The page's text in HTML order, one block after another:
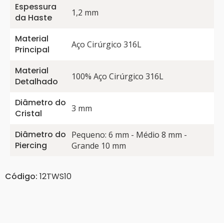
Espessura
da Haste
1,2 mm
Material
Principal
Aço Cirúrgico 316L
Material
Detalhado
100% Aço Cirúrgico 316L
Diâmetro do
Cristal
3 mm
Diâmetro do
Piercing
Pequeno: 6 mm - Médio 8 mm -
Grande 10 mm
Código: 12TWS10